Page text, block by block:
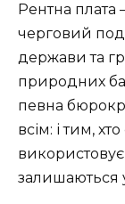
Рентна
черговий
держави та
природних
певна
всім: і тим,
залишаються